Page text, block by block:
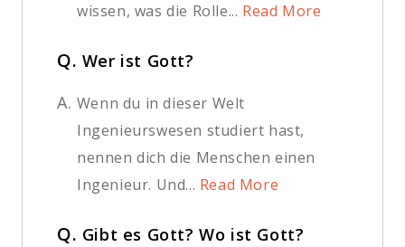
wissen, was die Rolle... Read More
Q. Wer ist Gott?
A. Wenn du in dieser Welt
Ingenieurswesen studiert hast,
nennen dich die Menschen einen
Ingenieur. Und... Read More
Q. Gibt es Gott? Wo ist Gott?